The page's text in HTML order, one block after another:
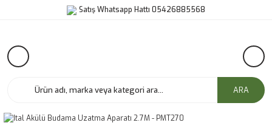
Satış Whatsapp Hattı 05426885568
ARA